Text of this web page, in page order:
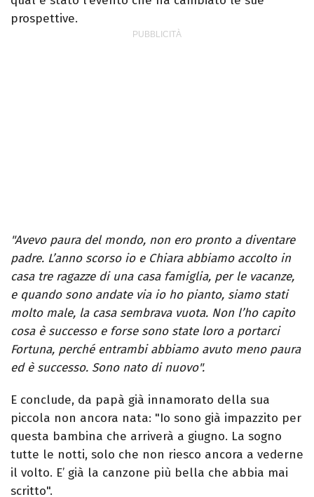
prospettive.
"Avevo paura del mondo, non ero pronto a diventare
padre. L’anno scorso io e Chiara abbiamo accolto in
casa tre ragazze di una casa famiglia, per le vacanze,
e quando sono andate via io ho pianto, siamo stati
molto male, la casa sembrava vuota. Non l’ho capito
cosa è successo e forse sono state loro a portarci
Fortuna, perché entrambi abbiamo avuto meno paura
ed è successo. Sono nato di nuovo".
E conclude, da papà già innamorato della sua
piccola non ancora nata: "Io sono già impazzito per
questa bambina che arriverà a giugno. La sogno
tutte le notti, solo che non riesco ancora a vederne
il volto. E’ già la canzone più bella che abbia mai
scritto".